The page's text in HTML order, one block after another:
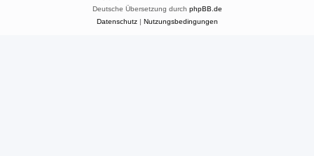
Deutsche Übersetzung durch phpBB.de
Datenschutz| Nutzungsbedingungen